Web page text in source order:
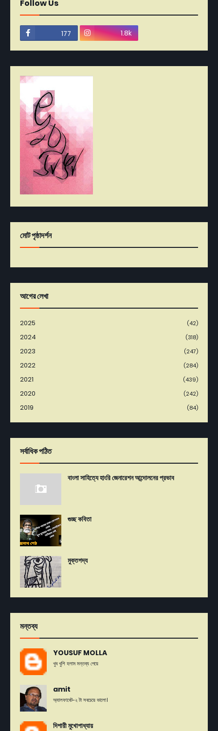
Follow Us
177 1.8k
মোট পৃষ্ঠাদর্শন
আগের লেখা
2025 (42)
2024 (318)
2023 (247)
2022 (284)
2021 (439)
2020 (242)
2019 (84)
সর্বাধিক পঠিত
বাংলা সাহিত্যে হাংরি জেনারেশন আন্দোলনের প্রভাব
গুচ্ছ কবিতা
মুক্তগদ্য
মন্তব্য
YOUSUF MOLLA
খুব খুশি হলাম মন্তব্য পেয়ে
amit
অ্যালফাবেট-২ টা সবচেয়ে ভালো।
দিশারী মুখোপাধ্যায়